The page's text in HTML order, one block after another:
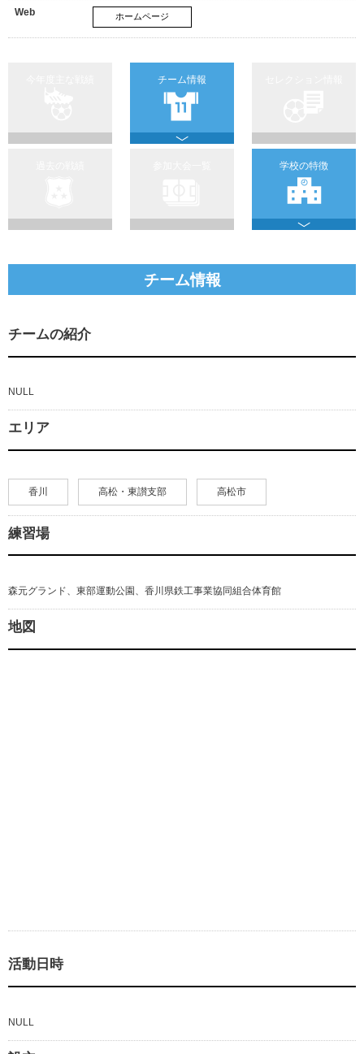
Web ホームページ
チーム情報
学校の特徴
チーム情報
チームの紹介
NULL
エリア
香川 高松・東讃支部 高松市
練習場
森元グランド、東部運動公園、香川県鉄工事業協同組合体育館
地図
活動日時
NULL